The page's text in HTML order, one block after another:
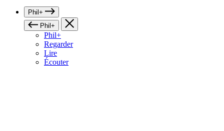
Phil+
Phil+
Phil+
Regarder
Lire
Écouter